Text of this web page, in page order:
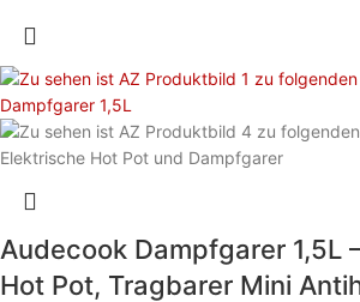
Audecook Dampfgarer 1,5L
Hot Pot, Tragbarer Mini